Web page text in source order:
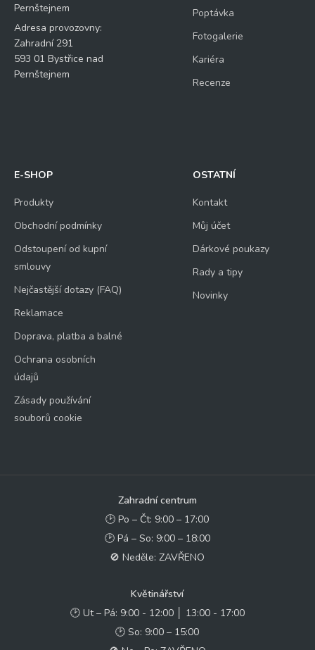
Pernštejnem
Adresa provozovny:
Zahradní 291
593 01 Bystřice nad
Pernštejnem
Poptávka
Fotogalerie
Kariéra
Recenze
E-SHOP
Produkty
Obchodní podmínky
Odstoupení od kupní
smlouvy
Nejčastější dotazy (FAQ)
Reklamace
Doprava, platba a balné
Ochrana osobních
údajů
Zásady používání
souborů cookie
OSTATNÍ
Kontakt
Můj účet
Dárkové poukazy
Rady a tipy
Novinky
Zahradní centrum
🕑 Po – Čt: 9:00 – 17:00
🕑 Pá – So: 9:00 – 18:00
🚫 Neděle: ZAVŘENO
Květinářství
🕑 Ut – Pá: 9:00 - 12:00 │ 13:00 - 17:00
🕑 So: 9:00 – 15:00